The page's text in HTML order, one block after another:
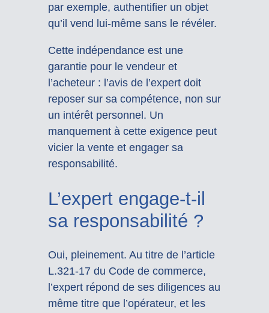
par exemple, authentifier un objet
qu’il vend lui-même sans le révéler.
Cette indépendance est une
garantie pour le vendeur et
l’acheteur : l’avis de l’expert doit
reposer sur sa compétence, non sur
un intérêt personnel. Un
manquement à cette exigence peut
vicier la vente et engager sa
responsabilité.
L’expert engage-t-il
sa responsabilité ?
Oui, pleinement. Au titre de l’article
L.321-17 du Code de commerce,
l’expert répond de ses diligences au
même titre que l’opérateur, et les